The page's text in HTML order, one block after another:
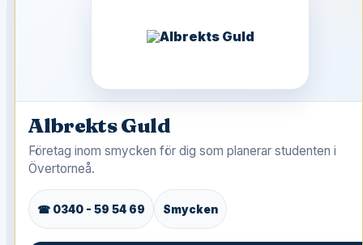
Albrekts Guld
Företag inom smycken för dig som planerar studenten i
Övertorneå.
☎ 0340 - 59 54 69 Smycken